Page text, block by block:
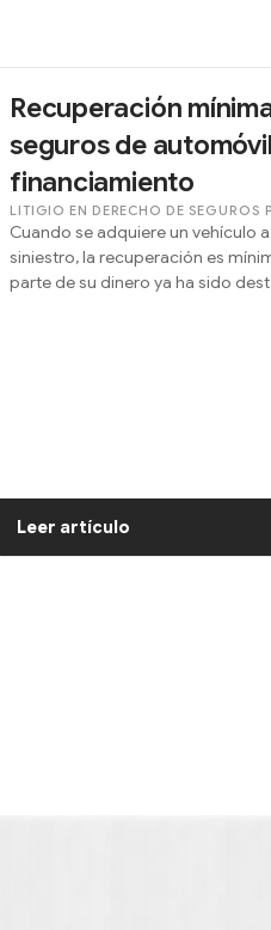
Recuperación
seguros de
financiamiento
LITIGIO EN DERECHO DE SEGUROS
Cuando se adquiere un vehículo
siniestro, la recuperación es
parte de su dinero ya ha sido dest
Leer artículo